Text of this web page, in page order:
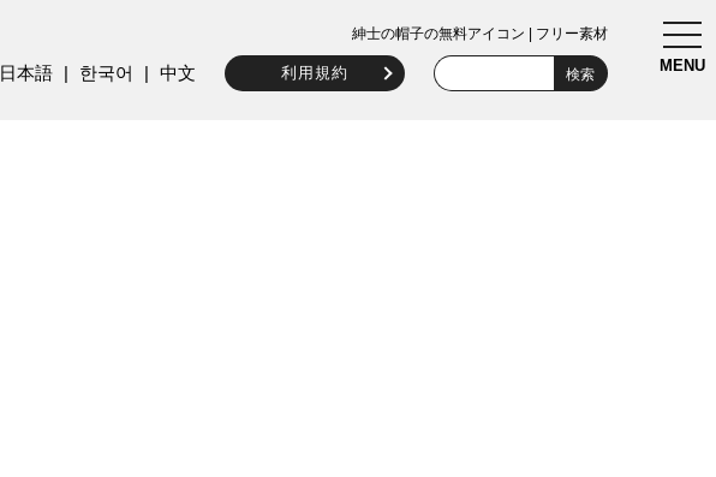
MENU
紳士の帽子の無料アイコン | フリー素材
日本語 한국어 中文 利用規約